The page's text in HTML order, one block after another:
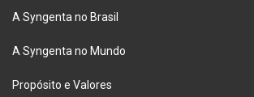
para
desafios
campo
A Syngenta no Brasil
A Syngenta no Mundo
Propósito e Valores